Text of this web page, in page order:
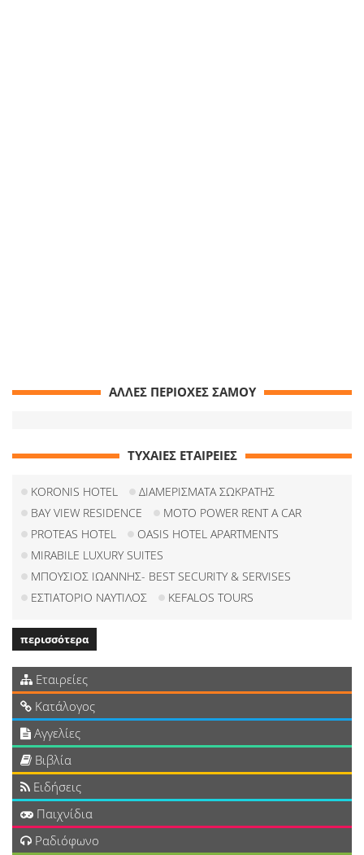
ΑΛΛΕΣ ΠΕΡΙΟΧΕΣ ΣΑΜΟΥ
ΤΥΧΑΙΕΣ ΕΤΑΙΡΕΙΕΣ
KORONIS HOTEL
ΔΙΑΜΕΡΙΣΜΑΤΑ ΣΩΚΡΑΤΗΣ
BAY VIEW RESIDENCE
MOTO POWER RENT A CAR
PROTEAS HOTEL
OASIS HOTEL APARTMENTS
MIRABILE LUXURY SUITES
ΜΠΟΥΣΙΟΣ ΙΩΑΝΝΗΣ- BEST SECURITY & SERVISES
ΕΣΤΙΑΤΟΡΙΟ ΝΑΥΤΙΛΟΣ
KEFALOS TOURS
περισσότερα
Εταιρείες
Κατάλογος
Αγγελίες
Βιβλία
Ειδήσεις
Παιχνίδια
Ραδιόφωνο